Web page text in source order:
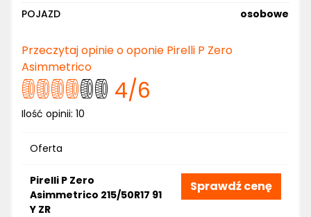
POJAZD
osobowe
Przeczytaj opinie o oponie Pirelli P Zero
Asimmetrico
4/6
Ilość opinii: 10
Oferta
Pirelli P Zero
Asimmetrico 215/50R17 91
Y ZR
Sprawdź cenę